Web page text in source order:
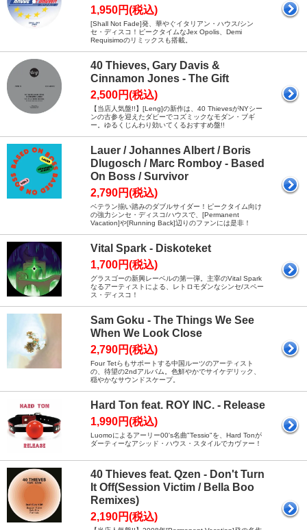
1,950円(税込)
[Shall Not Fade]発、華やぐイタリアン・ハウス/シン
セ・ディスコ！ピークタイムなJex Opolis、Demi
Requisimoのリミックスも搭載。
40 Thieves, Gary Davis &
Cinnamon Jones - The Gift
2,500円(税込)
【当店人気盤!!】[Leng]の新作は、40 ThievesがNYシー
ンの古参を迎えたダビーでコズミックなモダン・ブギ
ー。ゆるくじんわり効いてくるおすすめ盤!!
Lauer / Johannes Albert / Boris
Dlugosch / Marc Romboy - Based
On Boss / Survivor
2,790円(税込)
ベテラン揃い踏みのダブルサイダー！ピークタイム向け
の強力シンセ・ディスコ/ハウスで、[Permanent
Vacation]や[Running Back]辺りのファンには是非！
Vital Spark - Diskoteket
1,700円(税込)
グラスゴーの新興レーベルの第一弾。主宰のVital Spark
なるアーティストによる、レトロモダンなシンセ/スペー
ス・ディスコ！
Sam Goku - The Things We See
When We Look Close
2,790円(税込)
Four Tetらもサポートする中国ルーツのアーティスト
の、待望の2ndアルバム。色鮮やかでサイケデリック、
穏やかなサウンドスケープ。
Hard Ton feat. ROY INC. - Release
1,990円(税込)
Luomoによるアーリー00's名曲"Tessio"を、Hard Tonが
ダーティーなアシッド・ハウス・スタイルでカヴァー！
40 Thieves feat. Qzen - Don't Turn
It Off(Session Victim / Bella Boo
Remixes)
2,190円(税込)